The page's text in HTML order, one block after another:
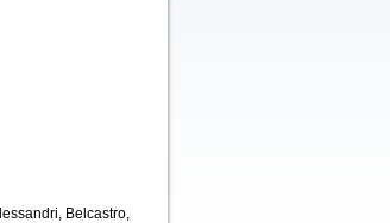
Belcastro,